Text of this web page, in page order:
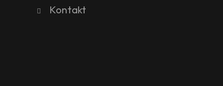
Kontakt